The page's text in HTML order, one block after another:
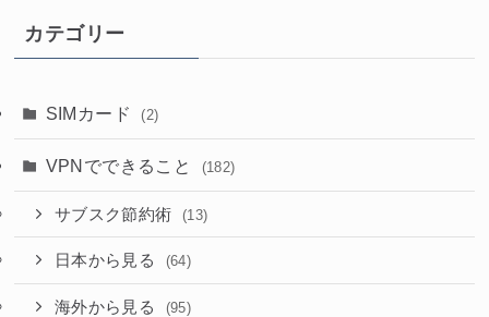
カテゴリー
SIMカード (2)
VPNでできること (182)
サブスク節約術 (13)
日本から見る (64)
海外から見る (95)